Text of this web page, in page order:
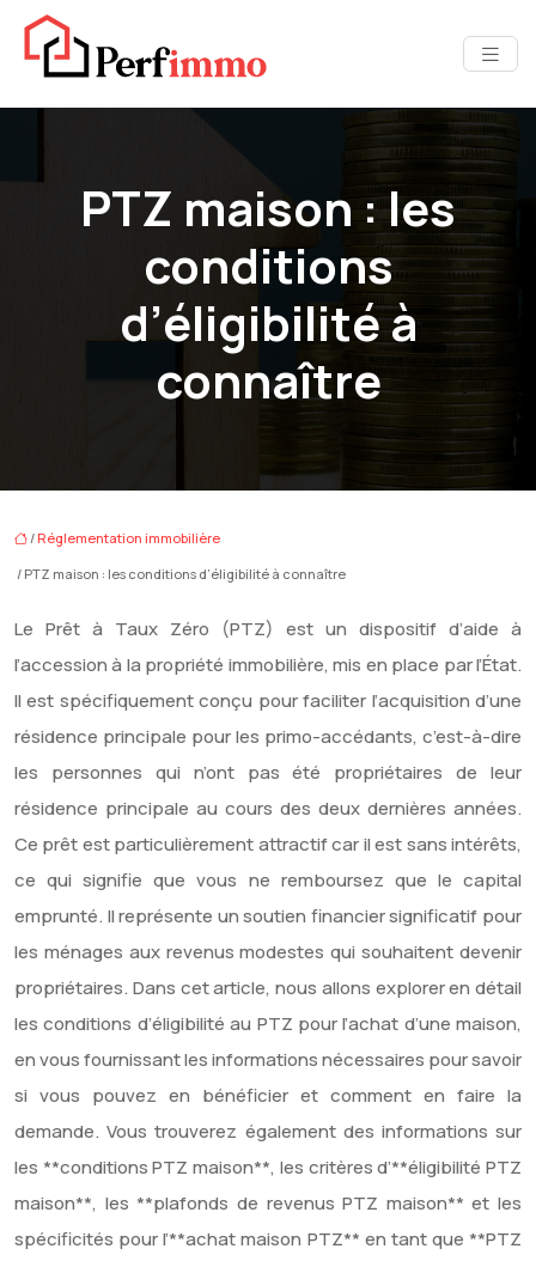
PTZ maison : les
conditions
d’éligibilité à
connaître
/ Réglementation immobilière
/ PTZ maison : les conditions d’éligibilité à connaître
Le Prêt à Taux Zéro (PTZ) est un dispositif d’aide à
l’accession à la propriété immobilière, mis en place par l’État.
Il est spécifiquement conçu pour faciliter l’acquisition d’une
résidence principale pour les primo-accédants, c’est-à-dire
les personnes qui n’ont pas été propriétaires de leur
résidence principale au cours des deux dernières années.
Ce prêt est particulièrement attractif car il est sans intérêts,
ce qui signifie que vous ne remboursez que le capital
emprunté. Il représente un soutien financier significatif pour
les ménages aux revenus modestes qui souhaitent devenir
propriétaires. Dans cet article, nous allons explorer en détail
les conditions d’éligibilité au PTZ pour l’achat d’une maison,
en vous fournissant les informations nécessaires pour savoir
si vous pouvez en bénéficier et comment en faire la
demande. Vous trouverez également des informations sur
les **conditions PTZ maison**, les critères d’**éligibilité PTZ
maison**, les **plafonds de revenus PTZ maison** et les
spécificités pour l’**achat maison PTZ** en tant que **PTZ